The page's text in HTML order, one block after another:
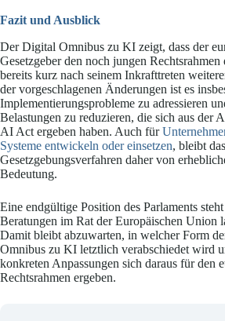
Fazit und Ausblick
Der Digital Omnibus zu KI zeigt, dass der
Gesetzgeber den noch jungen
bereits kurz nach seinem Inkrafttreten
der vorgeschlagenen Änderungen ist es
Implementierungsprobleme zu adressieren
Belastungen zu reduzieren, die sich aus der
AI Act ergeben haben. Auch für
Systeme entwickeln oder einsetzen, bleibt
Gesetzgebungsverfahren daher von
Bedeutung.
Eine endgültige Position des Parlaments
Beratungen im Rat der Europäischen Union
Damit bleibt abzuwarten, in welcher Form
Omnibus zu KI letztlich verabschiedet wird
konkreten Anpassungen sich daraus für den
Rechtsrahmen ergeben.